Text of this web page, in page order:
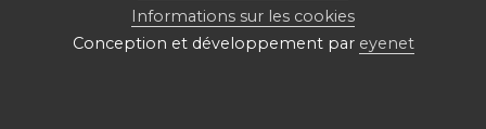
Informations sur les cookies
Conception et développement par eyenet